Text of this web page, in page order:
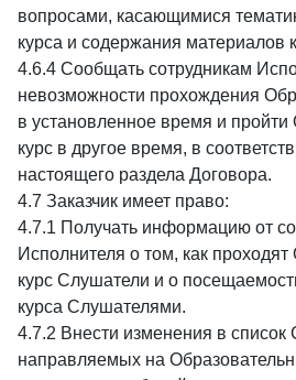
вопросами, касающимися
курса и содержания материалов
4.6.4 Сообщать сотрудникам
невозможности прохождения
в установленное время и
курс в другое время, в
настоящего раздела Договора.
4.7 Заказчик имеет право:
4.7.1 Получать информацию от
Исполнителя о том, как
курс Слушатели и о
курса Слушателями.
4.7.2 Внести изменения в список
направляемых на